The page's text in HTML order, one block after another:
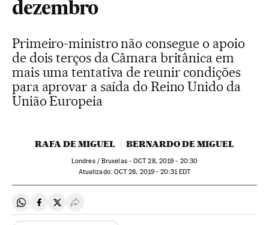
dezembro
Primeiro-ministro não consegue o apoio
de dois terços da Câmara britânica em
mais uma tentativa de reunir condições
para aprovar a saída do Reino Unido da
União Europeia
RAFA DE MIGUEL BERNARDO DE MIGUEL
Londres / Bruxelas -OCT28, 2019 - 20:30
atualizado: OCT28, 2019 - 20:31EDT
Compartir en Whatsapp
Compartir en Facebook
Compartir en Twitter
Desplegar Redes Sociales